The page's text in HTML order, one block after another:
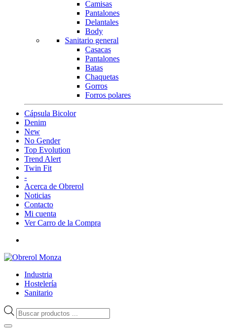
Camisas
Pantalones
Delantales
Body
Sanitario general
Casacas
Pantalones
Batas
Chaquetas
Gorros
Forros polares
Cápsula Bicolor
Denim
New
No Gender
Top Evolution
Trend Alert
Twin Fit
-
Acerca de Obrerol
Noticias
Contacto
Mi cuenta
Ver Carro de la Compra
Industria
Hostelería
Sanitario
Búsqueda
de